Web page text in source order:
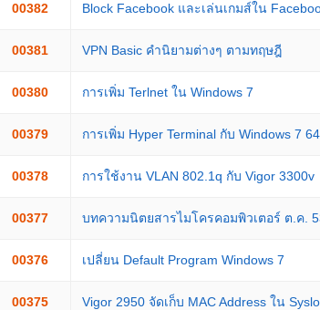
00382 Block Facebook และเล่นเกมส์ใน
00381 VPN Basic คำนิยามต่างๆ ตามทฤษฎี
00380 การเพิ่ม Terlnet ใน Windows 7
00379 การเพิ่ม Hyper Terminal กับ Windows 7
00378 การใช้งาน VLAN 802.1q กับ Vigor 3300v
00377 บทความนิตยสารไมโครคอมพิวเตอร์ ต.ค.
00376 เปลี่ยน Default Program Windows 7
00375 Vigor 2950 จัดเก็บ MAC Address ใน